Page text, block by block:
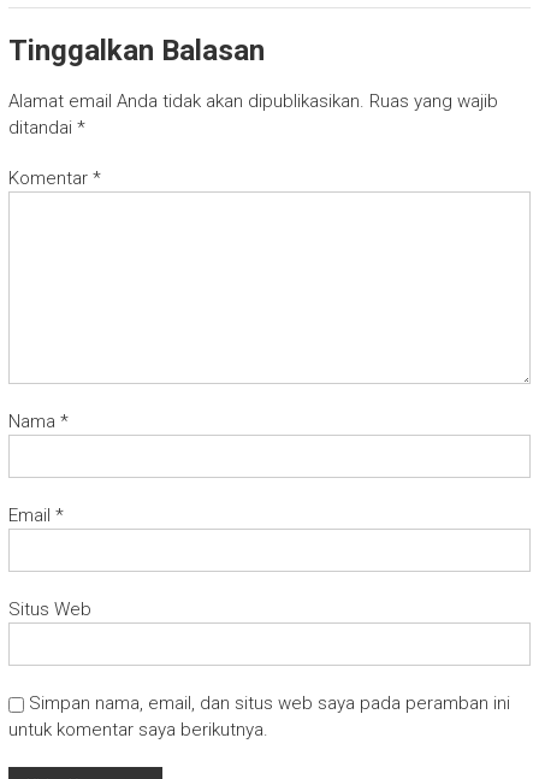
Tinggalkan Balasan
Alamat email Anda tidak akan dipublikasikan. Ruas yang wajib
ditandai *
Komentar *
Nama *
Email *
Situs Web
Simpan nama, email, dan situs web saya pada peramban ini
untuk komentar saya berikutnya.